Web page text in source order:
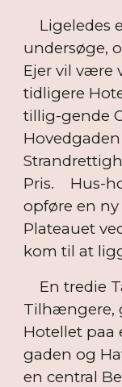
Ligeledes
undersøge,
Ejer vil være
tidligere
tillig-gende
Pris. Hus-
opføre en
Plateauet
kom til at
En tredie
Tilhængere,
Hotellet paa
gaden og
en central